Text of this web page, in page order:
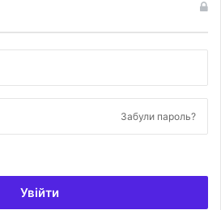
Забули пароль?
Увійти